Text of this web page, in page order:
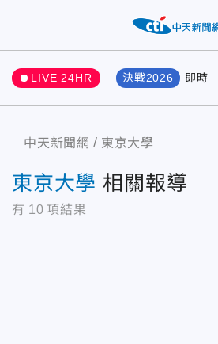
LIVE 24HR 決戰2026 即時
中天新聞網 東京大學
東京大學 相關報導
有 10 項結果